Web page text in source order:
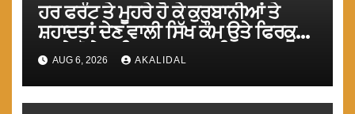
ਹਰ ਫਰੰਟ ਤੇ ਮੂਹਰੇ ਹੋ ਕੇ ਕੁਰਬਾਨੀਆਂ ਤੇ
ਸ਼ਹਾਦਤਾਂ ਦੇਣ ਵਾਲੀ ਸਿੱਖ ਕੌਮ ਉਤੇ ਫਿਰਕੂ
ਹਮਲੇ ਹੋਣੇ ਅਤਿ ਸ਼ਰਮਨਾਕ : ਟਿਵਾਣਾ
AUG 6, 2026 AKALIDAL